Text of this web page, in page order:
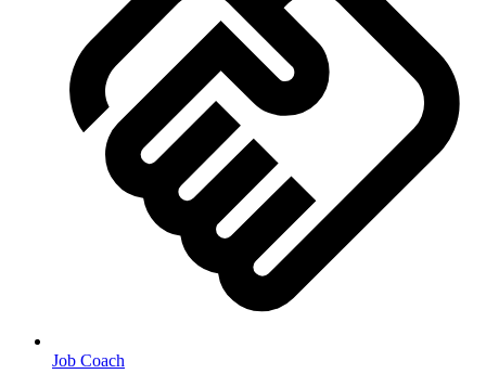
Job Coach